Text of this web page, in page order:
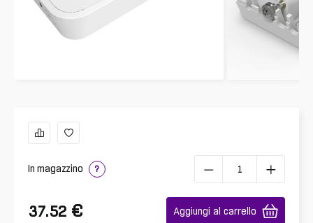
In magazzino ?
37.52 € Aggiungi al carrello